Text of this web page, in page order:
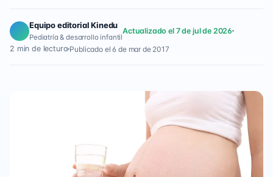
Equipo editorial Kinedu
Pediatría & desarrollo infantil
Actualizado el 7 de jul de 2026
2 min de lectura Publicado el 6 de mar de 2017